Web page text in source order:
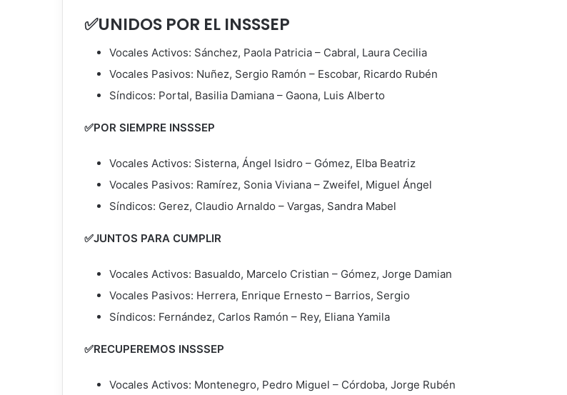
✅UNIDOS POR EL INSSSEP
Vocales Activos: Sánchez, Paola Patricia – Cabral, Laura Cecilia
Vocales Pasivos: Nuñez, Sergio Ramón – Escobar, Ricardo Rubén
Síndicos: Portal, Basilia Damiana – Gaona, Luis Alberto
✅POR SIEMPRE INSSSEP
Vocales Activos: Sisterna, Ángel Isidro – Gómez, Elba Beatriz
Vocales Pasivos: Ramírez, Sonia Viviana – Zweifel, Miguel Ángel
Síndicos: Gerez, Claudio Arnaldo – Vargas, Sandra Mabel
✅JUNTOS PARA CUMPLIR
Vocales Activos: Basualdo, Marcelo Cristian – Gómez, Jorge Damian
Vocales Pasivos: Herrera, Enrique Ernesto – Barrios, Sergio
Síndicos: Fernández, Carlos Ramón – Rey, Eliana Yamila
✅RECUPEREMOS INSSSEP
Vocales Activos: Montenegro, Pedro Miguel – Córdoba, Jorge Rubén